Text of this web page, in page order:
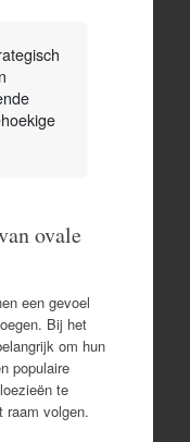
ovale
een gevoel
Bij het
om hun
populaire
te
raam volgen.